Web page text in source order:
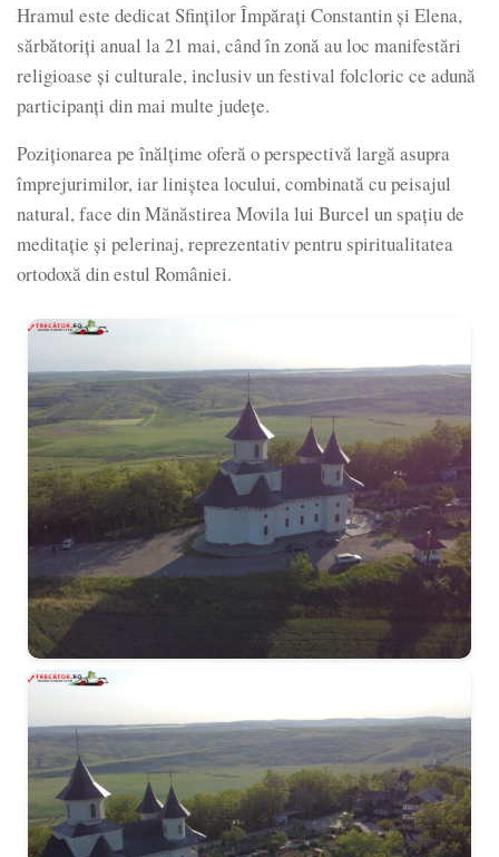
Hramul este dedicat Sfinților Împărați Constantin și Elena,
sărbătoriți anual la 21 mai, când în zonă au loc manifestări
religioase și culturale, inclusiv un festival folcloric ce adună
participanți din mai multe județe.
Poziționarea pe înălțime oferă o perspectivă largă asupra
împrejurimilor, iar liniștea locului, combinată cu peisajul
natural, face din Mănăstirea Movila lui Burcel un spațiu de
meditație și pelerinaj, reprezentativ pentru spiritualitatea
ortodoxă din estul României.